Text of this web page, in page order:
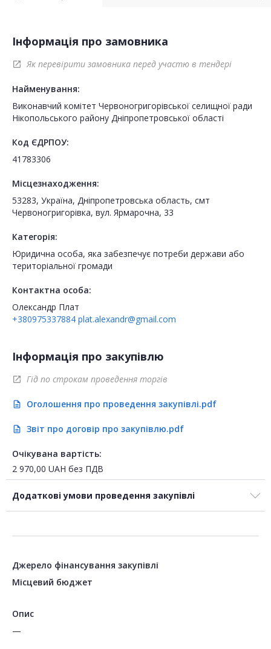
Інформація про замовника
open_in_new Як перевірити замовника перед участю в тендері
Найменування:
Виконавчий комітет Червоногригорівської селищної ради
Нікопольського району Дніпропетровської області
Код ЄДРПОУ:
41783306
Місцезнаходження:
53283, Україна, Дніпропетровська область, смт
Червоногригорівка, вул. Ярмарочна, 33
Категорія:
Юридична особа, яка забезпечує потреби держави або
територіальної громади
Контактна особа:
Олександр Плат
+380975337884 plat.alexandr@gmail.com
Інформація про закупівлю
open_in_new Гід по строкам проведення торгів
description Оголошення про проведення закупівлі.pdf
description Звіт про договір про закупівлю.pdf
Очікувана вартість:
2 970,00 UAH без ПДВ
Додаткові умови проведення закупівлі
Джерело фінансування закупівлі
Місцевий бюджет
Опис
—